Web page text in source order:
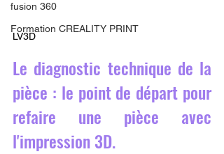
fusion 360
Formation CREALITY PRINT
LV3D
Le diagnostic technique de la
pièce : le point de départ pour
refaire une pièce avec
l'impression 3D.